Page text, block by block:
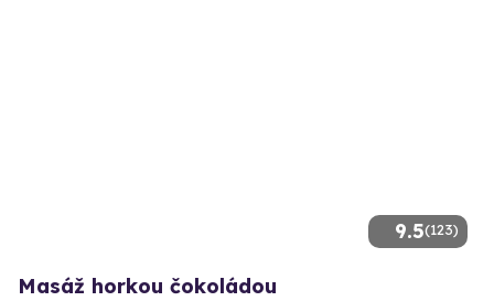
9.5(123)
Masáž horkou čokoládou